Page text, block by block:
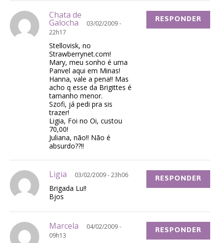
Chata de
Galocha
03/02/2009 -
22h17
Stellovisk, no
Strawberrynet.com!
Mary, meu sonho é uma
Panvel aqui em Minas!
Hanna, vale a pena!! Mas
acho q esse da Brigittes é
tamanho menor.
Szofi, já pedi pra sis
trazer!
Ligia, Foi no Oi, custou
70,00!
Juliana, não!! Não é
absurdo??!!
RESPONDER
Ligia 03/02/2009 - 23h06
Brigada Lu!!
Bjos
RESPONDER
Marcela
04/02/2009 -
09h13
RESPONDER